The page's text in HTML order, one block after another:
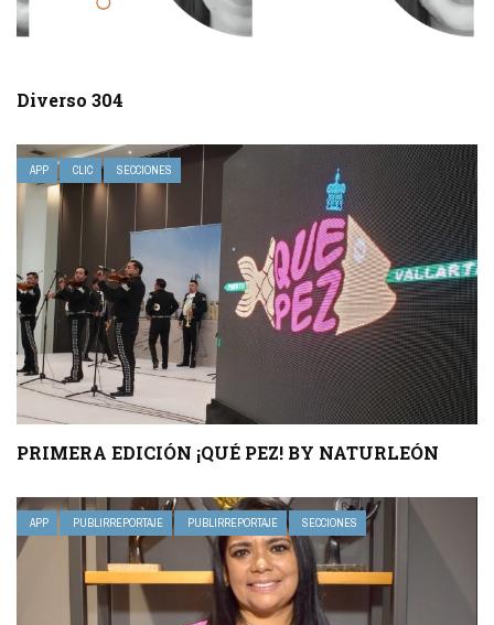
Diverso 304
APP CLIC SECCIONES
PRIMERA EDICIÓN ¡QUÉ PEZ! BY NATURLEÓN
APP PUBLIRREPORTAJE PUBLIRREPORTAJE SECCIONES